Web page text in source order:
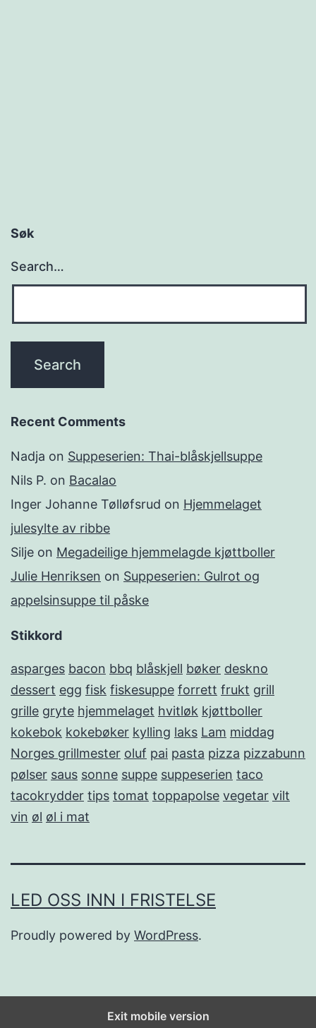
Søk
Search…
Recent Comments
Nadja on Suppeserien: Thai-blåskjellsuppe
Nils P. on Bacalao
Inger Johanne Tølløfsrud on Hjemmelaget
julesylte av ribbe
Silje on Megadeilige hjemmelagde kjøttboller
Julie Henriksen on Suppeserien: Gulrot og
appelsinsuppe til påske
Stikkord
asparges bacon bbq blåskjell bøker deskno
dessert egg fisk fiskesuppe forrett frukt grill
grille gryte hjemmelaget hvitløk kjøttboller
kokebok kokebøker kylling laks Lam middag
Norges grillmester oluf pai pasta pizza pizzabunn
pølser saus sonne suppe suppeserien taco
tacokrydder tips tomat toppapolse vegetar vilt
vin øl øl i mat
LED OSS INN I FRISTELSE
Proudly powered by WordPress.
Exit mobile version